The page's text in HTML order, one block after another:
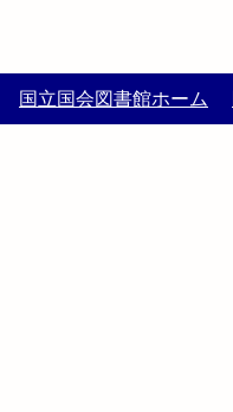
国立国会図書館ホーム